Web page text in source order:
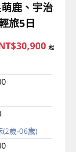
鹿、宇治
旅5日
起
(2歲-06歲)